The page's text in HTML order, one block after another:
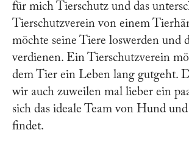
für mich Tierschutz und das
Tierschutzverein von einem
möchte seine Tiere loswerden und
verdienen. Ein Tierschutzverein
dem Tier ein Leben lang gutgeht.
wir auch zuweilen mal lieber ein
sich das ideale Team von Hund
findet.